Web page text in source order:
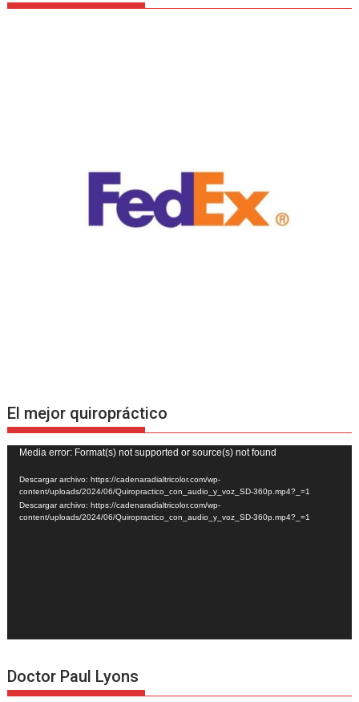
El mejor quiropráctico
Reproductor
de
vídeo
Media error: Format(s) not supported or source(s) not found
Descargar archivo: https://cadenaradialtricolor.com/wp-
content/uploads/2024/06/Quiropractico_con_audio_y_voz_SD-360p.mp4?_=1
Descargar archivo: https://cadenaradialtricolor.com/wp-
content/uploads/2024/06/Quiropractico_con_audio_y_voz_SD-360p.mp4?_=1
Doctor Paul Lyons